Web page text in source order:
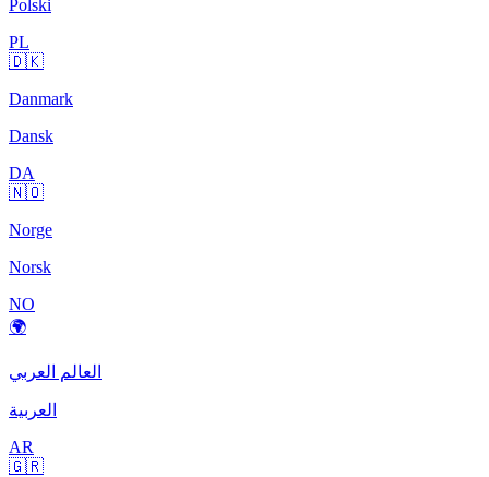
Polski
PL
🇩🇰
Danmark
Dansk
DA
🇳🇴
Norge
Norsk
NO
🌍
العالم العربي
العربية
AR
🇬🇷